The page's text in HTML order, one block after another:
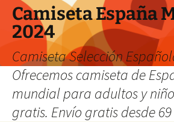
Camiseta España
2024
Camiseta Selección
Ofrecemos camiseta de
mundial para adultos y
gratis. Envío gratis desde 69